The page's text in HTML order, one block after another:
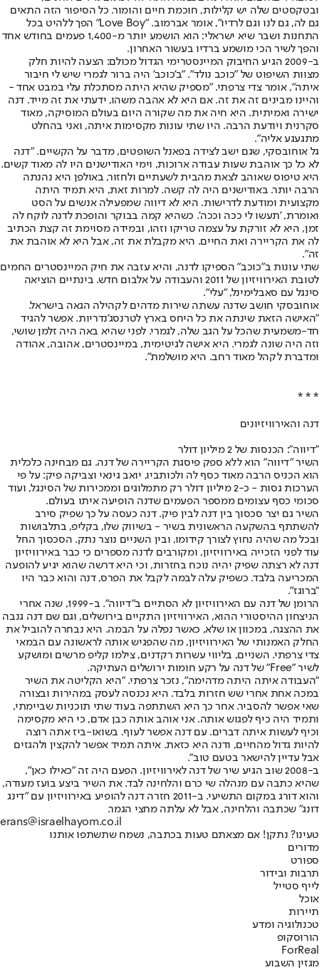
ובטקסטים שלה יש קלילות, חוכמת חיים והומור. כל הסיפור הזה התאים
גם לה, גם לנו וגם לרדיו", אומר אברמוב. "Love Boy" הפך ללהיט בכל
התחנות ושבר שיא ישראלי: הוא הושמע יותר מ-1,400 פעמים בחודש אחד
והפך לשיר הכי מושמע ברדיו בעשור האחרון.
ב-2009 הגיע החיבוק המיינסטרימי הגדול מכולם: הצעה להיות חלק
מצוות השיפוט של "כוכב נולד". "ב'כוכב' היה ברור לגמרי שיש לי חיבור
איתה", אומר צדי צרפתי. "מספיק שהיא היתה מסתכלת עלי במבט אחד -
והיינו מבינים זה את זה. אם היא לא אהבה משהו, ידעתי את זה מייד. דנה
ישירה ואמיתית. היא חיה את מה שקורה היום בעולם המוסיקה, מאוד
סקרנית ויודעת הרבה. היו שתי עונות מקסימות איתה, ואני בהחלט
מתגעגע אליה".
גל אוחובסקי, שגם ישב לצידה בפאנל השופטים, מדבר על הקשיים. "דנה
לא כל כך אוהבת שעות עבודה ארוכות, וימי האודישנים היו לה מאוד קשים.
היא טיפוס שאוהב לצאת מהבית לשעתיים ולחזור, באולפן היא נהנתה
הרבה יותר. באודישנים היה לה קשה. למרות זאת, היא תמיד היתה
מקצועית ומודעת לדרישות. היא לא דיווה שמפעילה אנשים על הסט
ואומרת, 'תעשו לי ככה וככה'. כשהיא קמה בבוקר והופכת לדנה לוקח לה
זמן, היא לא זורקת על עצמה טריקו וזהו, ובמידה מסוימת זה קצת הכתיב
לה את הקריירה ואת החיים. היא מקבלת את זה, אבל היא לא אוהבת את
זה".
שתי עונות ב"כוכב" הספיקו לדנה, והיא עזבה את חיק המיינסטרים החמים
לטובת האירוויזיון של 2011 והעבודה על אלבום חדש. בינתיים הוציאה
סינגל עם סאבלימינל, "עלי".
אוחובסקי חושב שדנה עשתה שירות מדהים לקהילה הגאה בישראל.
"האישה הזאת שינתה את כל היחס בארץ לטרנסג'נדריות. אפשר להגיד
חד-משמעית שהכל על הגב שלה, לגמרי. לפני שהיא באה היה זלמן שושי,
וזה היה שונה לגמרי. היא אישה לגיטימית, במיינסטרים, אהובה, אהודה
ומדברת לקהל מאוד רחב. היא מושלמת".
* * *
דנה והאירוויזיונים
"דיווה": הכנסות של 2 מיליון דולר
השיר "דיווה" הוא ללא ספק פיסגת הקריירה של דנה. גם מבחינה כלכלית
הוא הכניס הרבה מאוד כסף לה ולכותביו, יואב גינאי וצביקה פיק: על פי
הערכות גסות - כ-2 מיליון דולר רק מתמלוגים וממכירות של הסינגל, ועוד
סכומי כסף עצומים ממספר הפעמים שדנה הופיעה איתו בעולם.
השיר גם יצר סכסוך בין דנה לבין פיק. דנה כעסה על כך שפיק סירב
להשתתף בהשקעה הראשונית בשיר - בשיווק שלו, בקליפ, בתלבושות
ובכל מה שהיה נחוץ לצורך קידומו, ובין השניים נוצר נתק. הסכסוך החל
עוד לפני הזכייה באירוויזיון, ומקורבים לדנה מספרים כי כבר באירוויזיון
דנה לא רצתה שפיק יהיה נוכח בחזרות, וכי היא דרשה שהוא יגיע להופעה
המכריעה בלבד. כשפיק עלה לבמה לקבל את הפרס, דנה והוא כבר היו
"ברוגז".
הרומן של דנה עם האירוויזיון לא הסתיים ב"דיווה". ב-1999, שנה אחרי
הניצחון ההיסטורי ההוא, האירוויזיון התקיים בירושלים, וגם שם דנה גנבה
את ההצגה, במכוון או שלא, כאשר נפלה על הבמה. היא נבחרה להוביל את
החלק האמנותי של האירוויזיון, מה שהפגיש אותה לראשונה עם הבמאי
צדי צרפתי. השניים, בליווי עשרות רקדנים, צילמו קליפ מרשים ומושקע
לשיר "Free" של דנה על רקע חומות ירושלים העתיקה.
"העבודה איתה היתה מדהימה", נזכר צרפתי. "היא הקליטה את השיר
במכה אחת אחרי שש חזרות בלבד. היא נכנסה לעסק במהירות ובצורה
שאי אפשר להסביר. אחר כך היא השתתפה בעוד שתי תוכניות שביימתי,
ותמיד היה כיף לפגוש אותה. אני אוהב אותה כבן אדם, כי היא מקסימה
וכיף לעשות איתה דברים. עם דנה אפשר לעוף. בשואו-ביז אתה רוצה
להיות גדול מהחיים, ודנה היא כזאת. איתה תמיד אפשר להקצין ולהגזים
אבל עדיין להישאר בטעם טוב".
ב-2008 שוב הגיע שיר של דנה לאירוויזיון. הפעם היה זה "כאילו כאן",
שהיא כתבה עם מנהלה שי כרם והלחינה לבד. את השיר ביצע בועז מעודה,
והוא דורג במקום התשיעי. ב-2011 חזרה דנה להופיע באירוויזיון עם "דינג
דונג" שכתבה והלחינה, אבל לא עלתה מחצי הגמר.
erans@israelhayom.co.il
טעינו? נתקן! אם מצאתם טעות בכתבה, נשמח שתשתפו אותנו
מדורים
ספורט
תרבות ובידור
לייף סטייל
אוכל
תיירות
טכנולוגיה ומדע
הורוסקופ
ForReal
מגזין השבוע